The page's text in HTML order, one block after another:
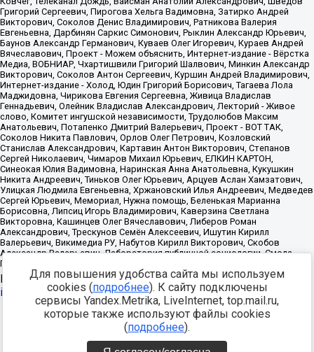
Источник:https://minjust.gov.ru/uploaded/files/reestr-
inostrannyih-agentov-22-03-2024.pdfданные на22.03.2024
Разработка -
Для повышения удобства сайта мы используем
cookies (подробнее). К сайту подключены
сервисы Yandex.Metrika, LiveInternet, top.mail.ru,
которые также используют файлы cookies
(подробнее).